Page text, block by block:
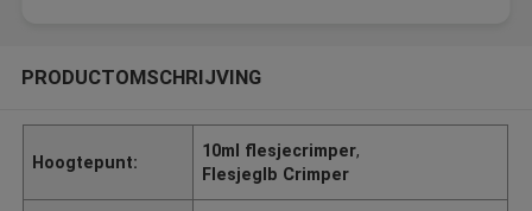
PRODUCTOMSCHRIJVING
Hoogtepunt:
10ml flesjecrimper,
Flesjeglb Crimper